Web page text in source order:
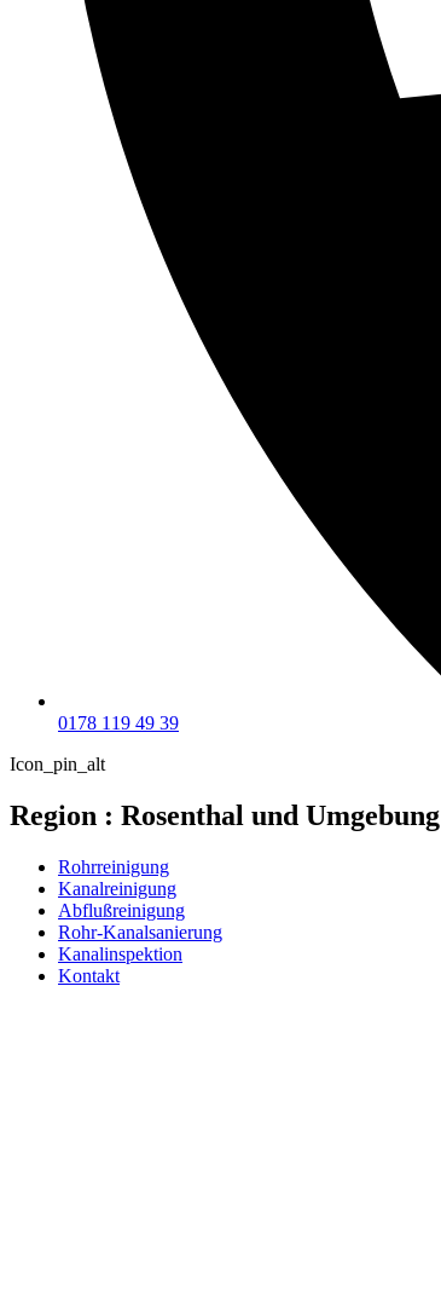
0178 119 49 39
Icon_pin_alt
Region : Rosenthal und Umgebung
Rohrreinigung
Kanalreinigung
Abflußreinigung
Rohr-Kanalsanierung
Kanalinspektion
Kontakt